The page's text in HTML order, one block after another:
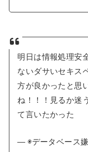
明日は情報処理安
ないダサいセキス
方が良かったと思
ね！！！見るか迷
て言いたかった
— ◉データベース